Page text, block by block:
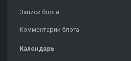
Записи блога
Комментарии блога
Календарь